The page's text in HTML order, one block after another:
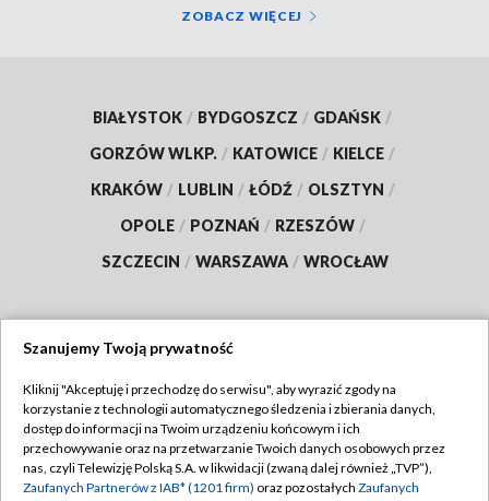
ZOBACZ WIĘCEJ
BIAŁYSTOK / BYDGOSZCZ / GDAŃSK /
GORZÓW WLKP. / KATOWICE / KIELCE /
KRAKÓW / LUBLIN / ŁÓDŹ / OLSZTYN /
OPOLE / POZNAŃ / RZESZÓW /
SZCZECIN / WARSZAWA / WROCŁAW
TVP
Abonament TVP
Emisja w TVP
Regulamin TVP
Polityka prywatności
Szanujemy Twoją prywatność
Kliknij "Akceptuję i przechodzę do serwisu", aby wyrazić zgody na
korzystanie z technologii automatycznego śledzenia i zbierania danych,
dostęp do informacji na Twoim urządzeniu końcowym i ich
przechowywanie oraz na przetwarzanie Twoich danych osobowych przez
nas, czyli Telewizję Polską S.A. w likwidacji (zwaną dalej również „TVP”),
Zaufanych Partnerów z IAB* (1201 firm) oraz pozostałych Zaufanych